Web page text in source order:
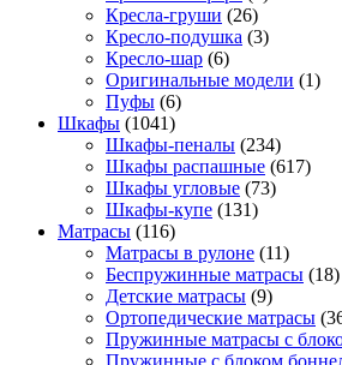
Кресла-груши (26)
Кресло-подушка (3)
Кресло-шар (6)
Оригинальные модели (1)
Пуфы (6)
Шкафы (1041)
Шкафы-пеналы (234)
Шкафы распашные (617)
Шкафы угловые (73)
Шкафы-купе (131)
Матрасы (116)
Матрасы в рулоне (11)
Беспружинные матрасы (18)
Детские матрасы (9)
Ортопедические матрасы
Пружинные матрасы с